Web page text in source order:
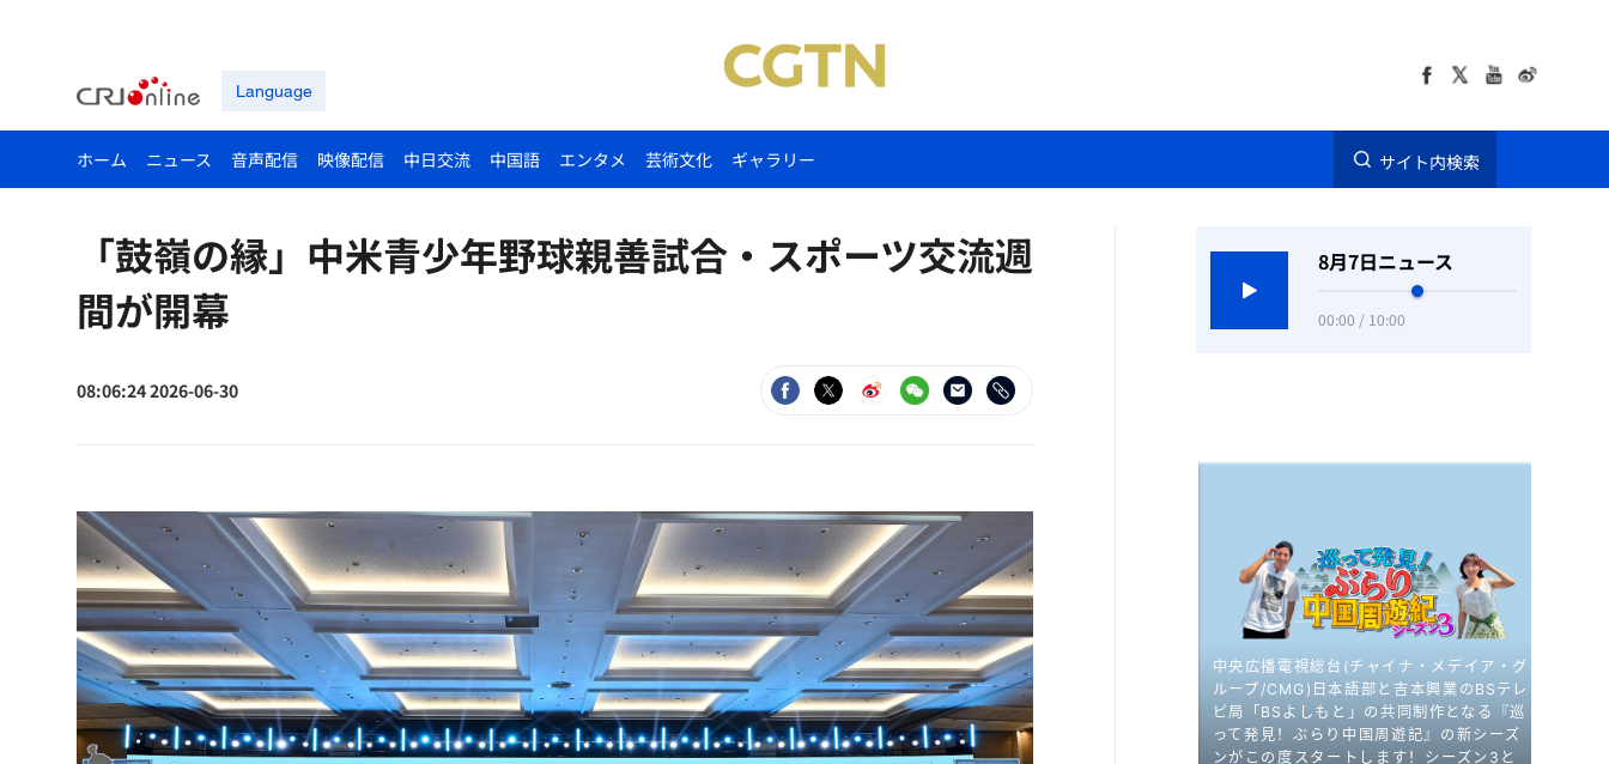
Language
ホーム ニュース 音声配信 映像配信 中日交流 中国語 エンタメ 芸術文化 ギャラリー サイト内検索
「鼓嶺の縁」中米青少年野球親善試合・スポーツ交流週
間が開幕
08:06:24 2026-06-30
8月7日ニュース
00:00 / 10:00